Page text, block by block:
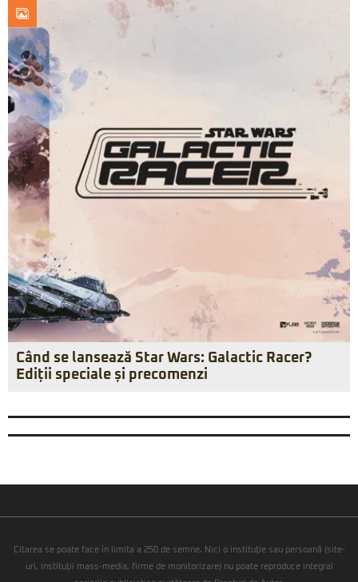
Când se lansează Star Wars: Galactic Racer?
Ediții speciale și precomenzi
Citarea se poate face în limita a 250 de semne. Nici o instituţie sau persoană (site-
uri, instituţii mass-media, firme de monitorizare) nu poate reproduce integral